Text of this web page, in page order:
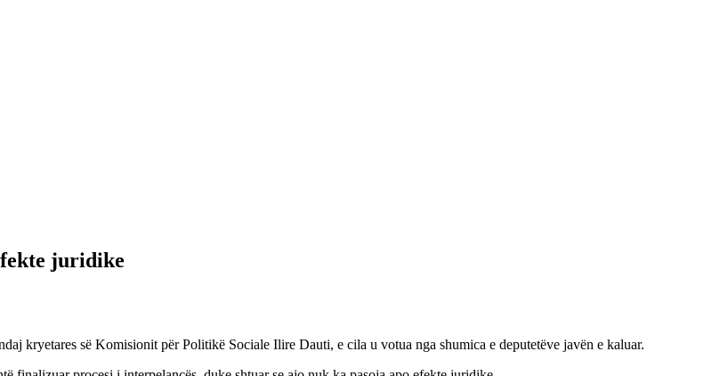
juridike
kryetares së Komisionit për Politikë Sociale Ilire Dauti, e cila u votua nga shumica e deputetëve javën e kaluar.